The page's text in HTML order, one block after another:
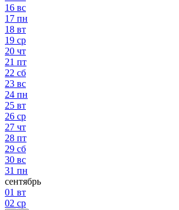
16 вс
17 пн
18 вт
19 ср
20 чт
21 пт
22 сб
23 вс
24 пн
25 вт
26 ср
27 чт
28 пт
29 сб
30 вс
31 пн
сентябрь
01 вт
02 ср